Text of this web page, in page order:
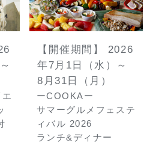
【開催期間】 2026
年7月1日（水）～
8月31日（月）
ーCOOKAー
サマーグルメフェステ
ィバル 2026
ランチ&ディナー